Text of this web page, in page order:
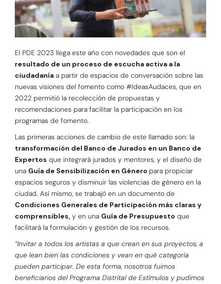
El PDE 2023 llega este año con novedades que son el
resultado de un proceso de escucha activa a la
ciudadanía a partir de espacios de conversación sobre las
nuevas visiones del fomento como #IdeasAudaces, que en
2022 permitió la recolección de propuestas y
recomendaciones para facilitar la participación en los
programas de fomento.
Las primeras acciones de cambio de este llamado son: la
transformación del Banco de Jurados en un Banco de
Expertos que integrará jurados y mentores, y el diseño de
una Guía de Sensibilización en Género para propiciar
espacios seguros y disminuir las violencias de género en la
ciudad. Así mismo, se trabajó en un documento de
Condiciones Generales de Participación más claras y
comprensibles, y en una Guía de Presupuesto que
facilitará la formulación y gestión de los recursos.
“Invitar a todos los artistas a que crean en sus proyectos, a
que lean bien las condiciones y vean en qué categoría
pueden participar. De esta forma, nosotros fuimos
beneficiarios del Programa Distrital de Estímulos y pudimos